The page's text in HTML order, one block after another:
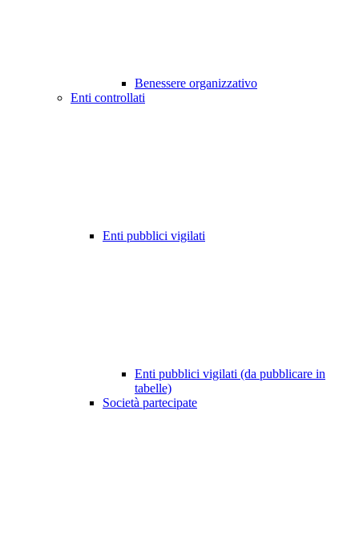
Benessere organizzativo
Enti controllati
Enti pubblici vigilati
Enti pubblici vigilati (da pubblicare in
tabelle)
Società partecipate